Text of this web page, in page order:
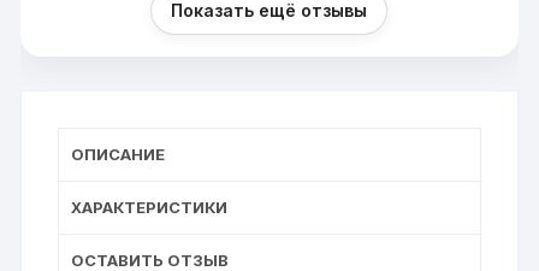
Показать ещё отзывы
ОПИСАНИЕ
ХАРАКТЕРИСТИКИ
ОСТАВИТЬ ОТЗЫВ